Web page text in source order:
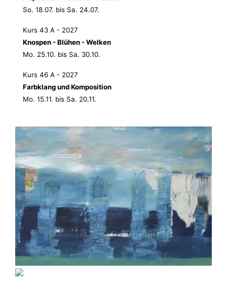
So. 18.07. bis Sa. 24.07.
Kurs 43 A - 2027
Knospen - Blühen - Welken
Mo. 25.10. bis Sa. 30.10.
Kurs 46 A - 2027
Farbklang und Komposition
Mo. 15.11. bis Sa. 20.11.